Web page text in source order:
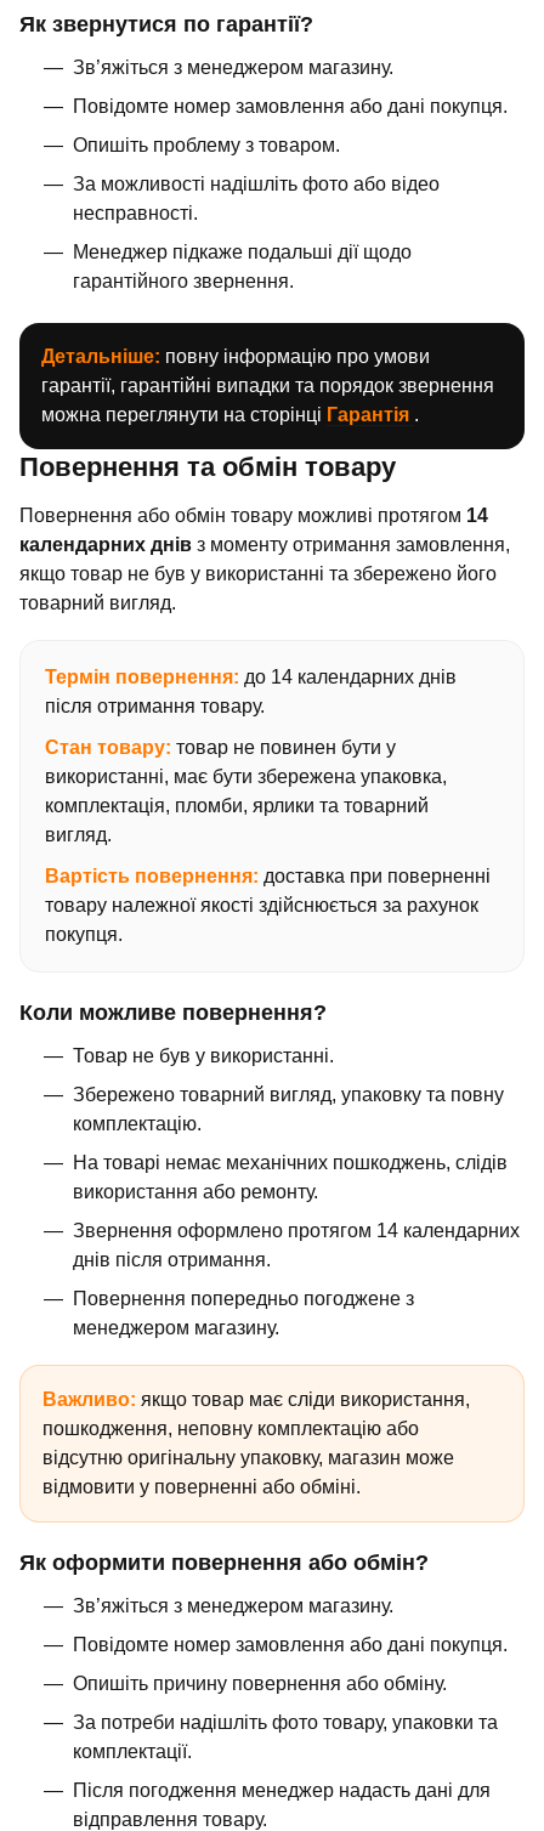
Як звернутися по гарантії?
Зв’яжіться з менеджером магазину.
Повідомте номер замовлення або дані покупця.
Опишіть проблему з товаром.
За можливості надішліть фото або відео
несправності.
Менеджер підкаже подальші дії щодо
гарантійного звернення.
Детальніше: повну інформацію про умови
гарантії, гарантійні випадки та порядок звернення
можна переглянути на сторінці Гарантія .
Повернення та обмін товару
Повернення або обмін товару можливі протягом 14
календарних днів з моменту отримання замовлення,
якщо товар не був у використанні та збережено його
товарний вигляд.
Термін повернення: до 14 календарних днів
після отримання товару.
Стан товару: товар не повинен бути у
використанні, має бути збережена упаковка,
комплектація, пломби, ярлики та товарний
вигляд.
Вартість повернення: доставка при поверненні
товару належної якості здійснюється за рахунок
покупця.
Коли можливе повернення?
Товар не був у використанні.
Збережено товарний вигляд, упаковку та повну
комплектацію.
На товарі немає механічних пошкоджень, слідів
використання або ремонту.
Звернення оформлено протягом 14 календарних
днів після отримання.
Повернення попередньо погоджене з
менеджером магазину.
Важливо: якщо товар має сліди використання,
пошкодження, неповну комплектацію або
відсутню оригінальну упаковку, магазин може
відмовити у поверненні або обміні.
Як оформити повернення або обмін?
Зв’яжіться з менеджером магазину.
Повідомте номер замовлення або дані покупця.
Опишіть причину повернення або обміну.
За потреби надішліть фото товару, упаковки та
комплектації.
Після погодження менеджер надасть дані для
відправлення товару.